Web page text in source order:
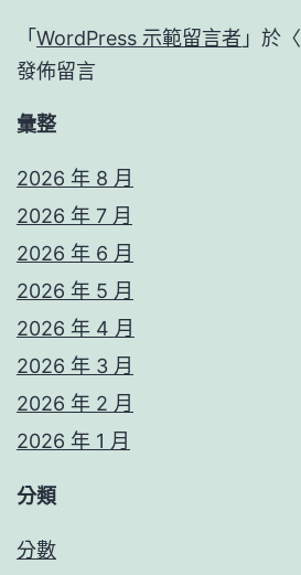
「 WordPress 示範留言者 」於〈
發佈留言
彙整
2026 年 8 月
2026 年 7 月
2026 年 6 月
2026 年 5 月
2026 年 4 月
2026 年 3 月
2026 年 2 月
2026 年 1 月
分類
分數